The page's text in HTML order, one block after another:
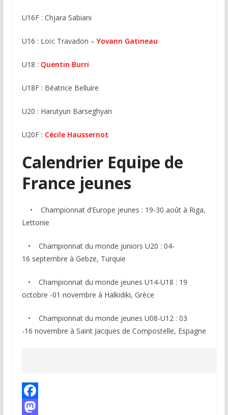
U16F : Chjara Sabiani
U16 : Loïc Travadon –Yovann Gatineau
U18 : Quentin Burri
U18F : Béatrice Belluire
U20 : Harutyun Barseghyan
U20F : Cécile Haussernot
Calendrier Equipe de
France jeunes
• Championnat d’Europe jeunes : 19-30 août à Riga,
Lettonie
• Championnat du monde juniors U20 : 04-
16 septembre à Gebze, Turquie
• Championnat du monde jeunes U14-U18 : 19
octobre -01 novembre à Halkidiki, Grèce
• Championnat du monde jeunes U08-U12 : 03
-16 novembre à Saint Jacques de Compostelle, Espagne
F